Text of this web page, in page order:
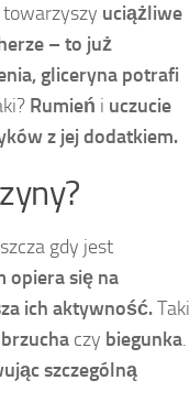
towarzyszy uciążliwe
– to już
gliceryna potrafi
Rumień i uczucie
z jej dodatkiem.
gdy jest
opiera się na
ich aktywność.Taki
czy biegunka.
szczególną